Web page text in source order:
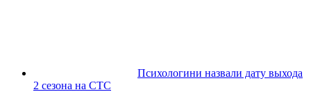
Психологини назвали дату выхода
2 сезона на СТС